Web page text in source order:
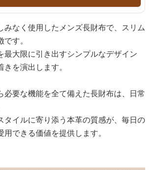
みなく使用したメンズ長財布で、スリム
す。
最大限に引き出すシンプルなデザイン
を演出します。
必要な機能を全て備えた長財布は、日常
タイルに寄り添う本革の質感が、毎日の
できる価値を提供します。